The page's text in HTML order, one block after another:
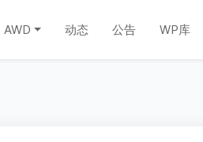
AWD 动态 公告 WP库